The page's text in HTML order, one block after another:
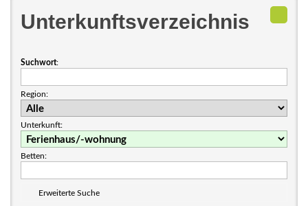
Unterkunftsverzeichnis
Suchwort:
Region:
Unterkunft:
Betten:
Erweiterte Suche